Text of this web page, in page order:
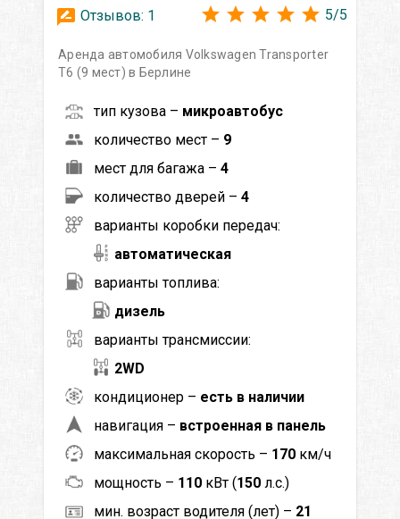
Отзывов: 1 5/5
Аренда автомобиля Volkswagen Transporter
T6 (9 мест) в Берлине
тип кузова – микроавтобус
количество мест – 9
мест для багажа – 4
количество дверей – 4
варианты коробки передач:
автоматическая
варианты топлива:
дизель
варианты трансмиссии:
2WD
кондиционер – есть в наличии
навигация – встроенная в панель
максимальная скорость – 170 км/ч
мощность – 110 кВт (150 л.с.)
мин. возраст водителя (лет) – 21